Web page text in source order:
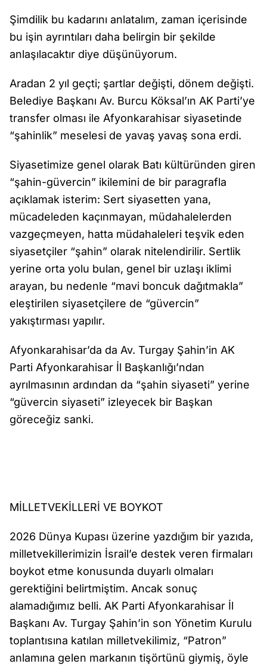
Şimdilik bu kadarını anlatalım, zaman içerisinde
bu işin ayrıntıları daha belirgin bir şekilde
anlaşılacaktır diye düşünüyorum.
Aradan 2 yıl geçti; şartlar değişti, dönem değişti.
Belediye Başkanı Av. Burcu Köksal’ın AK Parti’ye
transfer olması ile Afyonkarahisar siyasetinde
“şahinlik” meselesi de yavaş yavaş sona erdi.
Siyasetimize genel olarak Batı kültüründen giren
“şahin-güvercin” ikilemini de bir paragrafla
açıklamak isterim: Sert siyasetten yana,
mücadeleden kaçınmayan, müdahalelerden
vazgeçmeyen, hatta müdahaleleri teşvik eden
siyasetçiler “şahin” olarak nitelendirilir. Sertlik
yerine orta yolu bulan, genel bir uzlaşı iklimi
arayan, bu nedenle “mavi boncuk dağıtmakla”
eleştirilen siyasetçilere de “güvercin”
yakıştırması yapılır.
Afyonkarahisar’da da Av. Turgay Şahin’in AK
Parti Afyonkarahisar İl Başkanlığı’ndan
ayrılmasının ardından da “şahin siyaseti” yerine
“güvercin siyaseti” izleyecek bir Başkan
göreceğiz sanki.
MİLLETVEKİLLERİ VE BOYKOT
2026 Dünya Kupası üzerine yazdığım bir yazıda,
milletvekillerimizin İsrail’e destek veren firmaları
boykot etme konusunda duyarlı olmaları
gerektiğini belirtmiştim. Ancak sonuç
alamadığımız belli. AK Parti Afyonkarahisar İl
Başkanı Av. Turgay Şahin’in son Yönetim Kurulu
toplantısına katılan milletvekilimiz, “Patron”
anlamına gelen markanın tişörtünü giymiş, öyle